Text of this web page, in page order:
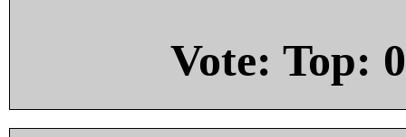
Vote: Top: 0